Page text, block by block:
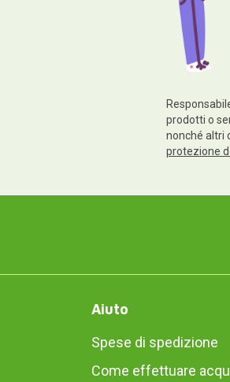
prodotti o
nonché altri
protezione
Aiuto
Spese di spedizione
Come effettuare